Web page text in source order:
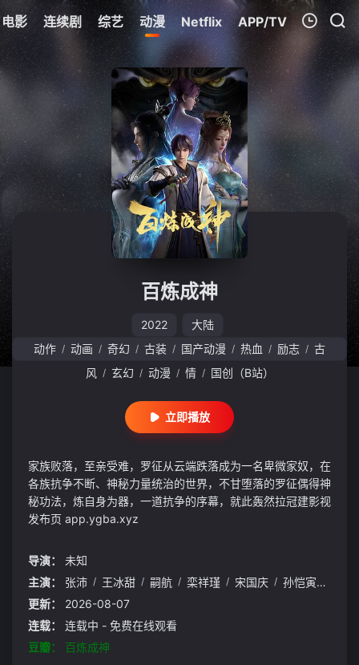
电影 连续剧 综艺 动漫 Netflix APP/TV
我的观影记录
暂无观看影片的记录
百炼成神
2022
大陆
动作 / 动画 / 奇幻 / 古装 / 国产动漫 / 热血 / 励志 / 古
风 / 玄幻 / 动漫 / 情 / 国创（B站）
立即播放
家族败落，至亲受难，罗征从云端跌落成为一名卑微家奴，在
各族抗争不断、神秘力量统治的世界，不甘堕落的罗征偶得神
秘功法，炼自身为器，一道抗争的序幕，就此轰然拉冠建影视
发布页 app.ygba.xyz
导演：
未知
主演：
张沛 / 王冰甜 / 嗣航 / 栾祥瑾 / 宋国庆 / 孙恺寅
更新：
2026-08-07
连载：
连载中 - 免费在线观看
豆瓣：
百炼成神